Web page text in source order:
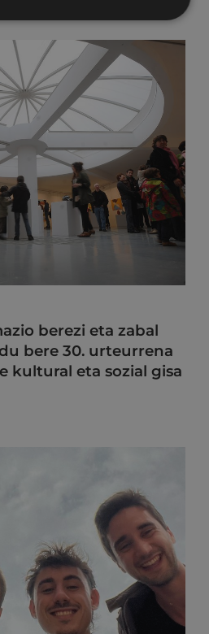
berezi eta zabal
bere 30. urteurrena
kultural eta sozial gisa